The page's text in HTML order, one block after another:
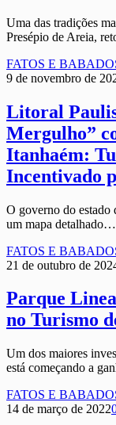
Uma das tradições
Presépio de Areia,
FATOS E
9 de novembro de
Litoral
Mergulho”
Itanhaém:
Incentivado
O governo do estado
um mapa detalhado…
FATOS E
21 de outubro de
Parque
no Turismo
Um dos maiores
está começando a
FATOS E
14 de março de 2022